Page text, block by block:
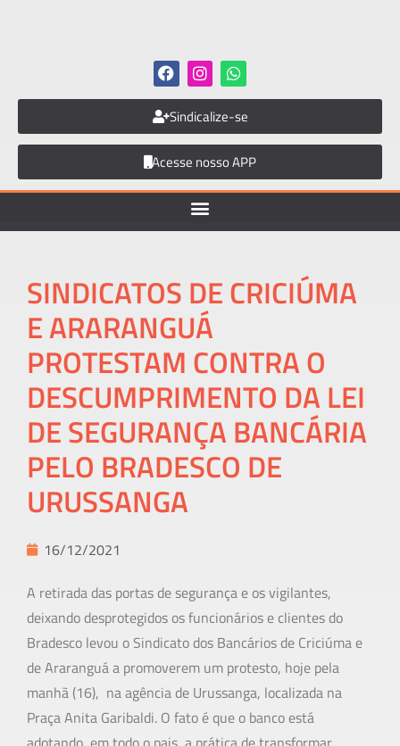
Sindicalize-se
Acesse nosso APP
SINDICATOS DE CRICIÚMA
E ARARANGUÁ
PROTESTAM CONTRA O
DESCUMPRIMENTO DA LEI
DE SEGURANÇA BANCÁRIA
PELO BRADESCO DE
URUSSANGA
16/12/2021
A retirada das portas de segurança e os vigilantes,
deixando desprotegidos os funcionários e clientes do
Bradesco levou o Sindicato dos Bancários de Criciúma e
de Araranguá a promoverem um protesto, hoje pela
manhã (16), na agência de Urussanga, localizada na
Praça Anita Garibaldi. O fato é que o banco está